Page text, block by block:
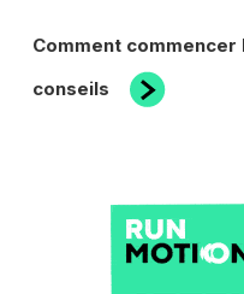
L’ARTICLE
Article
suivant
Comment commencer
conseils